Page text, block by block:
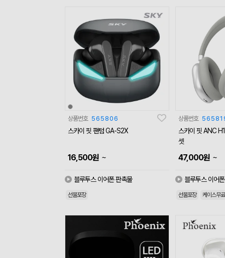
상품번호 565806
스카이 핏 팬텀 GA-S2X
16,500원 ~
블루투스 이어폰 판촉물
선물포장
상품번호
스카이 핏 ANC
셋
47,000원 ~
블루투스 이어
선물포장 케이스무료